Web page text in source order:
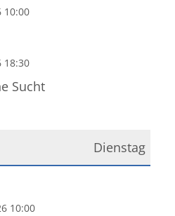
10:00
18:30
Sucht
Dienstag
10:00